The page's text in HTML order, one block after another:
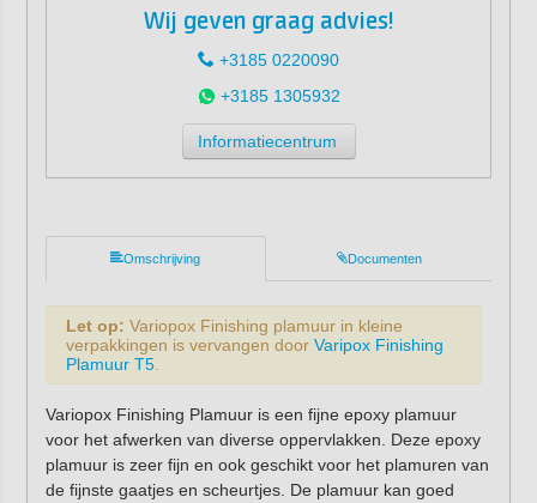
Wij geven graag advies!
+3185 0220090
+3185 1305932
Informatiecentrum
Omschrijving Documenten
Let op: Variopox Finishing plamuur in kleine
verpakkingen is vervangen door Varipox Finishing
Plamuur T5.
Variopox Finishing Plamuur is een fijne epoxy plamuur
voor het afwerken van diverse oppervlakken. Deze epoxy
plamuur is zeer fijn en ook geschikt voor het plamuren van
de fijnste gaatjes en scheurtjes. De plamuur kan goed